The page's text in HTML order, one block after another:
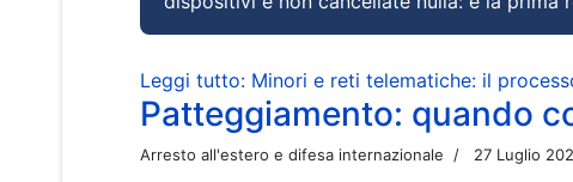
Leggi tutto: Minori e reti telematiche: il
Patteggiamento: quando
Arresto all'estero e difesa internazionale 27 Luglio